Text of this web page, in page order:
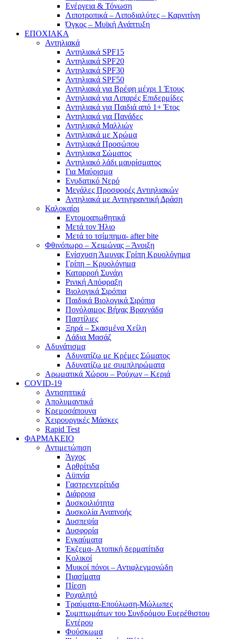
Ενέργεια & Τόνωση
Λιποτροπικά – Λιποδιαλύτες – Καρνιτίνη
Όγκος – Μυϊκή Ανάπτυξη
ΕΠΟΧΙΑΚΑ
Αντηλιακά
Αντηλιακά SPF15
Αντηλιακά SPF20
Αντηλιακά SPF30
Αντηλιακά SPF50
Αντηλιακά για Βρέφη μέχρι 1 Έτους
Αντηλιακά για Λιπαρές Επιδερμίδες
Αντηλιακά για Παιδιά από 1+ Έτος
Αντηλιακά για Πανάδες
Αντηλιακά Μαλλιών
Αντηλιακά με Χρώμα
Αντηλιακά Προσώπου
Αντηλιακα Σώματος
Αντηλιακό λάδι μαυρίσματος
Για Μαύρισμα
Ενυδατικό Νερό
Μεγάλες Προσφορές Αντιηλιακών
Αντηλιακά με Αντιγηραντική Δράση
Καλοκαίρι
Εντομοαπωθητικά
Μετά τον Ήλιο
Μετά το τσίμπημα- after bite
Φθινόπωρο – Χειμώνας – Άνοιξη
Ενίσχυση Άμυνας Γρίπη Κρυολόγημα
Γρίπη – Κρυολόγημα
Καταρροή Συνάχι
Ρινική Απόφραξη
Βιολογικά Σιρόπια
Παιδικά Βιολογικά Σιρόπια
Πονόλαιμος Βήχας Βραχνάδα
Παστίλιες
Ξηρά – Σκασμένα Χείλη
Λάδια Μασάζ
Αδυνάτισμα
Αδυνατίζω με Κρέμες Σώματος
Αδυνατίζω με συμπληρώματα
Αρωματικά Χώρου – Ρούχων – Κεριά
COVID-19
Αντισηπτικά
Απολυμαντικά
Κρεμοσάπουνα
Χειρουργικές Μάσκες
Rapid Test
ΦΑΡΜΑΚΕΙΟ
Αντιμετώπιση
Άγχος
Αρθρίτιδα
Αϋπνία
Γαστρεντερίτιδα
Διάρροια
Δυσκοιλιότητα
Δυσκολία Αναπνοής
Δυσπεψία
Δυσφορία
Εγκαύματα
Έκζεμα- Ατοπική δερματίτιδα
Κολικοί
Μυικοί πόνοι – Αντιφλεγμονώδη
Πιασίματα
Πίεση
Ροχαλητό
Τραύματα-Επούλωση-Μώλωπες
Συμπτωμάτων του Συνδρόμου Ευερέθιστου
Εντέρου
Φούσκωμα